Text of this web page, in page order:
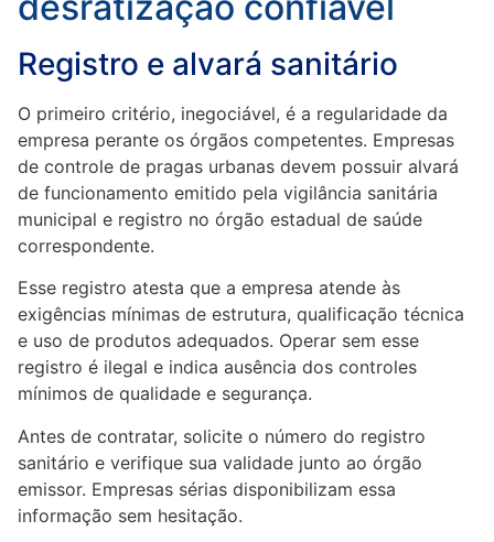
Registro e alvará sanitário
O primeiro critério, inegociável, é a regularidade da
empresa perante os órgãos competentes. Empresas
de controle de pragas urbanas devem possuir alvará
de funcionamento emitido pela vigilância sanitária
municipal e registro no órgão estadual de saúde
correspondente.
Esse registro atesta que a empresa atende às
exigências mínimas de estrutura, qualificação técnica
e uso de produtos adequados. Operar sem esse
registro é ilegal e indica ausência dos controles
mínimos de qualidade e segurança.
Antes de contratar, solicite o número do registro
sanitário e verifique sua validade junto ao órgão
emissor. Empresas sérias disponibilizam essa
informação sem hesitação.